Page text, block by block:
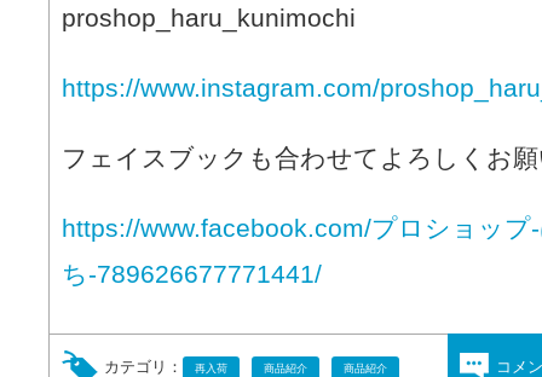
proshop_haru_kunimochi
https://www.instagram.com/
フェイスブックも合わせてよろしくお
https://www.facebook.com/プロショップ
ち-789626677771441/
カテゴリ： 再入荷 商品紹介 商品紹介 コメ